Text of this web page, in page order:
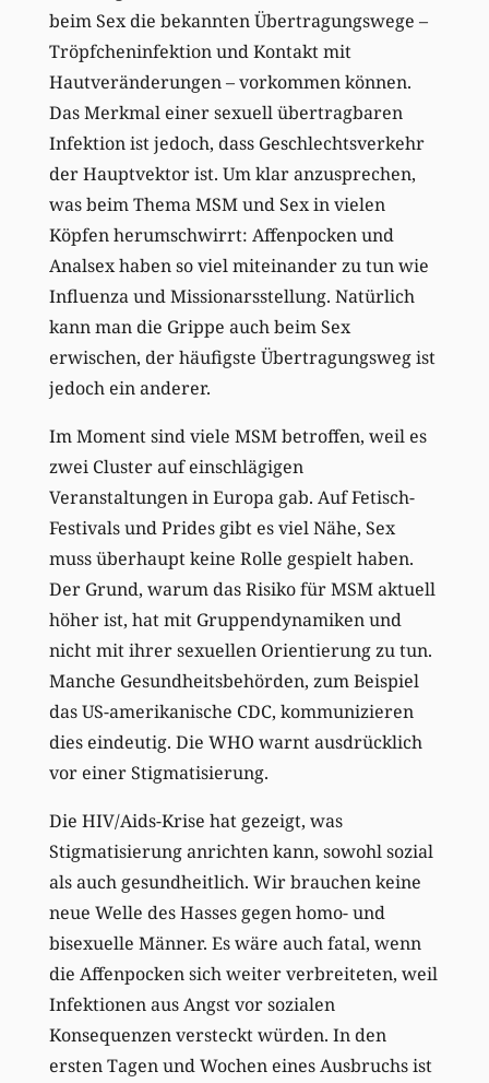
beim Sex die bekannten Übertragungswege –
Tröpfcheninfektion und Kontakt mit
Hautveränderungen – vorkommen können.
Das Merkmal einer sexuell übertragbaren
Infektion ist jedoch, dass Geschlechtsverkehr
der Hauptvektor ist. Um klar anzusprechen,
was beim Thema MSM und Sex in vielen
Köpfen herumschwirrt: Affenpocken und
Analsex haben so viel miteinander zu tun wie
Influenza und Missionarsstellung. Natürlich
kann man die Grippe auch beim Sex
erwischen, der häufigste Übertragungsweg ist
jedoch ein anderer.
Im Moment sind viele MSM betroffen, weil es
zwei Cluster auf einschlägigen
Veranstaltungen in Europa gab. Auf Fetisch-
Festivals und Prides gibt es viel Nähe, Sex
muss überhaupt keine Rolle gespielt haben.
Der Grund, warum das Risiko für MSM aktuell
höher ist, hat mit Gruppendynamiken und
nicht mit ihrer sexuellen Orientierung zu tun.
Manche Gesundheitsbehörden, zum Beispiel
das US-amerikanische CDC, kommunizieren
dies eindeutig. Die WHO warnt ausdrücklich
vor einer Stigmatisierung.
Die HIV/Aids-Krise hat gezeigt, was
Stigmatisierung anrichten kann, sowohl sozial
als auch gesundheitlich. Wir brauchen keine
neue Welle des Hasses gegen homo- und
bisexuelle Männer. Es wäre auch fatal, wenn
die Affenpocken sich weiter verbreiteten, weil
Infektionen aus Angst vor sozialen
Konsequenzen versteckt würden. In den
ersten Tagen und Wochen eines Ausbruchs ist